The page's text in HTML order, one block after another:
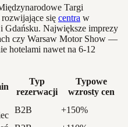
Targi
się centra w
Gdańsku. Największe imprezy
czy Warsaw Motor Show —
hotelami nawet na 6-12
Typ
rezerwacji
Typowe
wzrosty cen
B2B
+150%